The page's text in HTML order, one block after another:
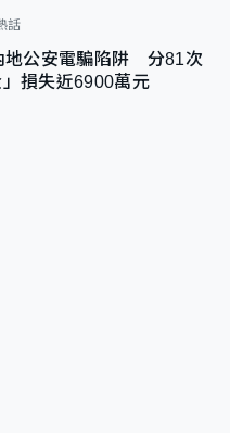
話
地公安電騙陷阱 分81次
損失近6900萬元